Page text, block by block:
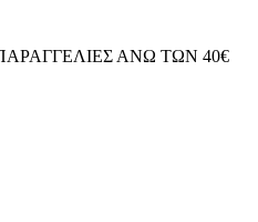
ΑΝΩ ΤΩΝ 40€